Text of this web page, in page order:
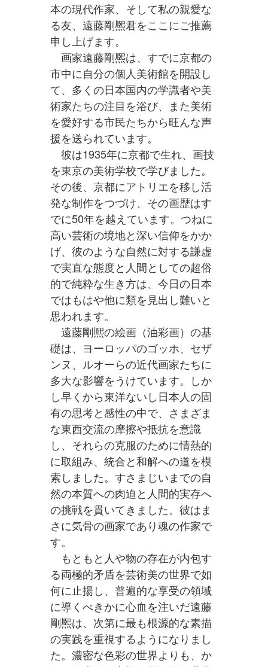
本の現代作家、そして私の親愛な
る友、遠藤剛熈君をここにご推薦
申し上げます。
画家遠藤剛熈は、すでに京都の
市中に自分の個人美術館を開設し
て、多くの日本国内の学識者や美
術家たちの注目を浴び、また美術
を愛好する市民たちから旺んな声
援を送られています。
彼は1935年に京都で生れ、画技
を東京の美術学校で学びました。
その後、京都にアトリエを移し活
発な制作をつづけ、その画歴はす
でに50年を越えています。つねに
高い芸術の境地と深い信仰をかか
げ、彼のような自然に対する謙虚
で実直な態度と人間としての超俗
的で純粋な生き方は、今日の日本
ではもはや他に類を見出し難いと
思われます。
遠藤剛熈の絵画（油彩画）の基
礎は、ヨーロッパのゴッホ、セザ
ンヌ、ルオーらの近代画家たちに
多大な影響をうけています。しか
し早くから東洋ないし日本人の固
有の思考と感性の中で、さまざま
な東西交流の摩擦や抵抗を意識
し、それらの克服のために情熱的
に取組み、統合と和解への道を模
索しました。すさまじいまでの自
然の本質への肉迫と人間的実存へ
の挑戦を貫いてきました。彼はま
さに気骨の画家であり魂の作家で
す。
もともと人や物の存在が内包す
る両極的矛盾を芸術美の世界で如
何に止揚し、普遍的な享受の領域
に導くべきかに心血を注いだ遠藤
剛熈は、次第に最も根源的な素描
の実践を重視するようになりまし
た。濃密な色彩の世界よりも、か